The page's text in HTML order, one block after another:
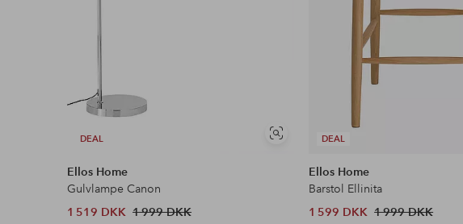
DEAL
Se
Ellos Home
Gulvlampe Canon
1 519 DKK 1 999 DKK
DEAL
Ellos Home
Barstol Ellinita
1 599 DKK 1 999 DKK